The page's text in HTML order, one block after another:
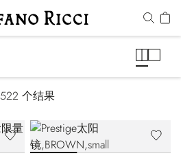
522 个结果